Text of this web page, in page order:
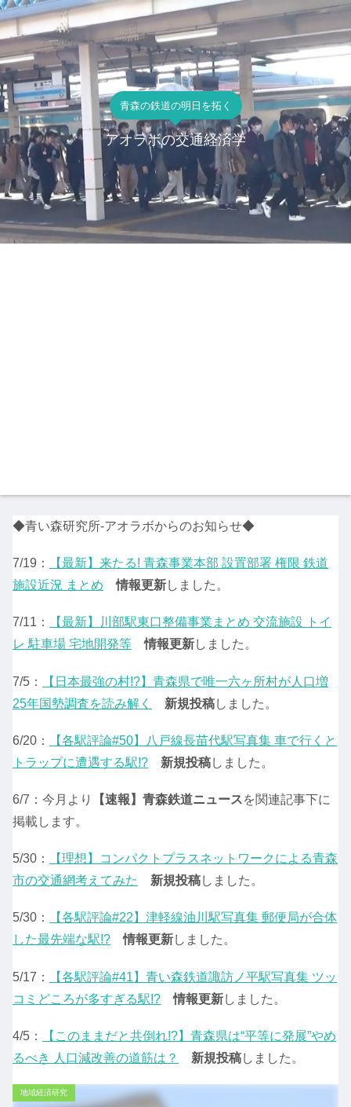
青森の鉄道の明日を拓く
アオラボの交通経済学
◆青い森研究所-アオラボからのお知らせ◆
7/19：
【最新】来たる! 青森事業本部 設置部署 権限 鉄道
施設近況 まとめ
情報更新しました。
7/11：
【最新】川部駅東口整備事業まとめ 交流施設 トイ
レ 駐車場 宅地開発等
情報更新しました。
7/5：
【日本最強の村!?】青森県で唯一六ヶ所村が人口増
25年国勢調査を読み解く
新規投稿しました。
6/20：
【各駅評論#50】八戸線長苗代駅写真集 車で行くと
トラップに遭遇する駅!?
新規投稿しました。
6/7：今月より 【速報】青森鉄道ニュースを関連記事下に
掲載します。
5/30：
【理想】コンパクトプラスネットワークによる青森
市の交通網考えてみた
新規投稿しました。
5/30：
【各駅評論#22】津軽線油川駅写真集 郵便局が合体
した最先端な駅!?
情報更新しました。
5/17：
【各駅評論#41】青い森鉄道諏訪ノ平駅写真集 ツッ
コミどころが多すぎる駅!?
情報更新しました。
4/5：
【このままだと共倒れ!?】青森県は“平等に発展”やめ
るべき 人口減改善の道筋は？
新規投稿しました。
地域経済研究